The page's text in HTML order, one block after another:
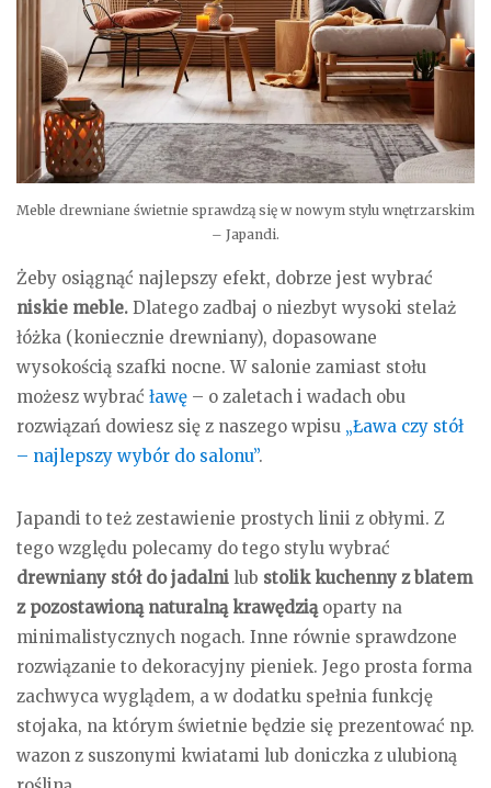
Meble drewniane świetnie sprawdzą się w nowym stylu wnętrzarskim
– Japandi.
Żeby osiągnąć najlepszy efekt, dobrze jest wybrać
niskie meble. Dlatego zadbaj o niezbyt wysoki stelaż
łóżka (koniecznie drewniany), dopasowane
wysokością szafki nocne. W salonie zamiast stołu
możesz wybrać ławę – o zaletach i wadach obu
rozwiązań dowiesz się z naszego wpisu „Ława czy stół
– najlepszy wybór do salonu”.
Japandi to też zestawienie prostych linii z obłymi. Z
tego względu polecamy do tego stylu wybrać
drewniany stół do jadalni lub stolik kuchenny z blatem
z pozostawioną naturalną krawędziąoparty na
minimalistycznych nogach. Inne równie sprawdzone
rozwiązanie to dekoracyjny pieniek. Jego prosta forma
zachwyca wyglądem, a w dodatku spełnia funkcję
stojaka, na którym świetnie będzie się prezentować np.
wazon z suszonymi kwiatami lub doniczka z ulubioną